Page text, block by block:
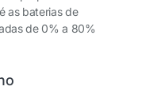
as baterias de
de 0% a 80%